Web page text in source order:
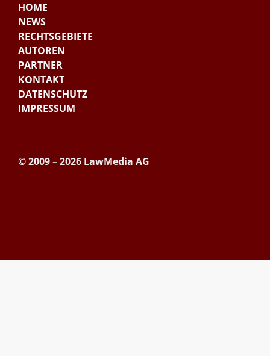
HOME
NEWS
RECHTSGEBIETE
AUTOREN
PARTNER
KONTAKT
DATENSCHUTZ
IMPRESSUM
© 2009 – 2026 LawMedia AG